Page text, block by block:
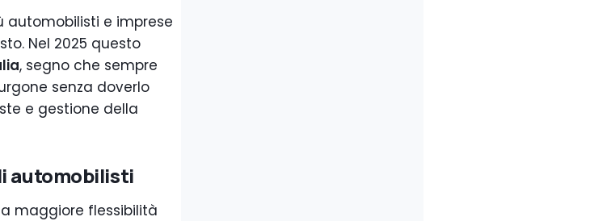
automobilisti e imprese
Nel 2025 questo
, segno che sempre
senza doverlo
e gestione della
automobilisti
maggiore flessibilità